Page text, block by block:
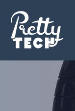
content